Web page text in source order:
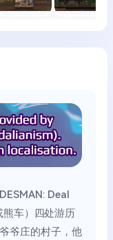
Deal
车）四处游历
爷庄的村子，他